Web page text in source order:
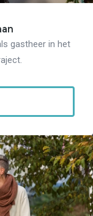
gastheer in het